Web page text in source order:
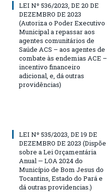
LEI Nº 536/2023, DE 20 DE
DEZEMBRO DE 2023
(Autoriza o Poder Executivo
Municipal a repassar aos
agentes comunitários de
Saúde ACS – aos agentes de
combate às endemias ACE –
incentivo financeiro
adicional, e, dá outras
providências)
LEI Nº 535/2023, DE 19 DE
DEZEMBRO DE 2023 (Dispõe
sobre a Lei Orçamentária
Anual — LOA 2024 do
Município de Bom Jesus do
Tocantins, Estado do Pará e
dá outras providencias.)